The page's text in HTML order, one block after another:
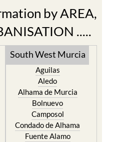
by AREA,
.....
South West Murcia
Aguilas
Aledo
Alhama de Murcia
Bolnuevo
Camposol
Condado de Alhama
Fuente Alamo